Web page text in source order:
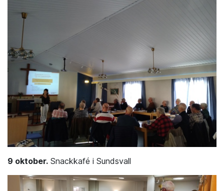
9 oktober. Snackkafé i Sundsvall